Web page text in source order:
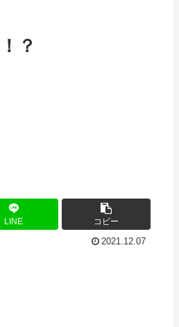
？
LINE コピー
2021.12.07